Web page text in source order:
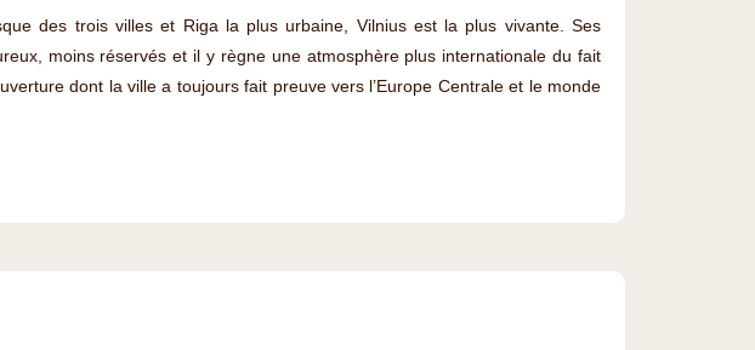
des trois villes et Riga la plus urbaine, Vilnius est la plus vivante. Ses
moins réservés et il y règne une atmosphère plus internationale du fait
dont la ville a toujours fait preuve vers l’Europe Centrale et le monde